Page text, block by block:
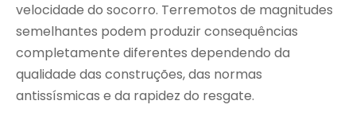
velocidade do socorro. Terremotos de magnitudes
semelhantes podem produzir consequências
completamente diferentes dependendo da
qualidade das construções, das normas
antissísmicas e da rapidez do resgate.